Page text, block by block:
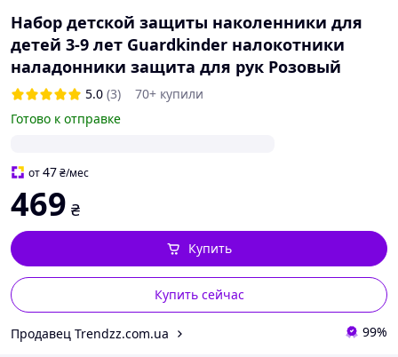
Набор детской защиты наколенники для
детей 3-9 лет Guardkinder налокотники
наладонники защита для рук Розовый
5.0 (3)
70+ купили
Готово к отправке
от47₴/мес
469 ₴
Купить сейчас
Купить
Продавец Trendzz.com.ua 99%